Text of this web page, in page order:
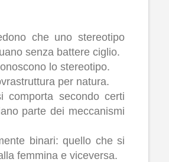
che uno stereotipo
senza battere ciglio.
lo stereotipo.
per natura.
comporta secondo certi
parte dei meccanismi
binari: quello che si
femmina e viceversa.